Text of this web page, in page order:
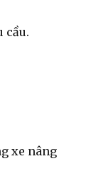
cầu.
xe nâng